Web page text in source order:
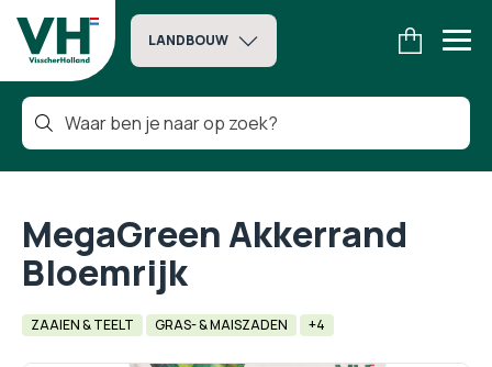
LANDBOUW
MegaGreen Akkerrand
Bloemrijk
ZAAIEN & TEELT GRAS- & MAISZADEN +4